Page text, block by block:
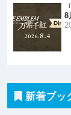
8
新着ブッ